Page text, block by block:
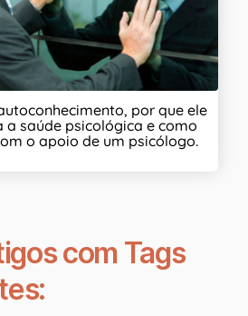
por que ele
a saúde psicológica e como
o apoio de um psicólogo.
com Tags